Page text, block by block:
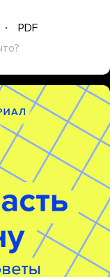
PDF